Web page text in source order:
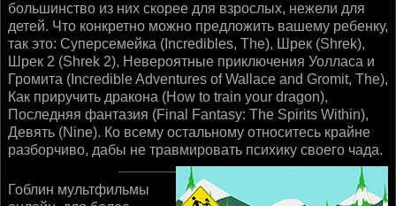
большинство из них скорее для взрослых, нежели для
детей. Что конкретно можно предложить вашему ребенку,
так это: Суперсемейка (Incredibles, The), Шрек (Shrek),
Шрек 2 (Shrek 2), Невероятные приключения Уолласа и
Громита (Incredible Adventures of Wallace and Gromit, The),
Как приручить дракона (How to train your dragon),
Последняя фантазия (Final Fantasy: The Spirits Within),
Девять (Nine). Ко всему остальному относитесь крайне
разборчиво, дабы не травмировать психику своего чада.
Гоблин мультфильмы